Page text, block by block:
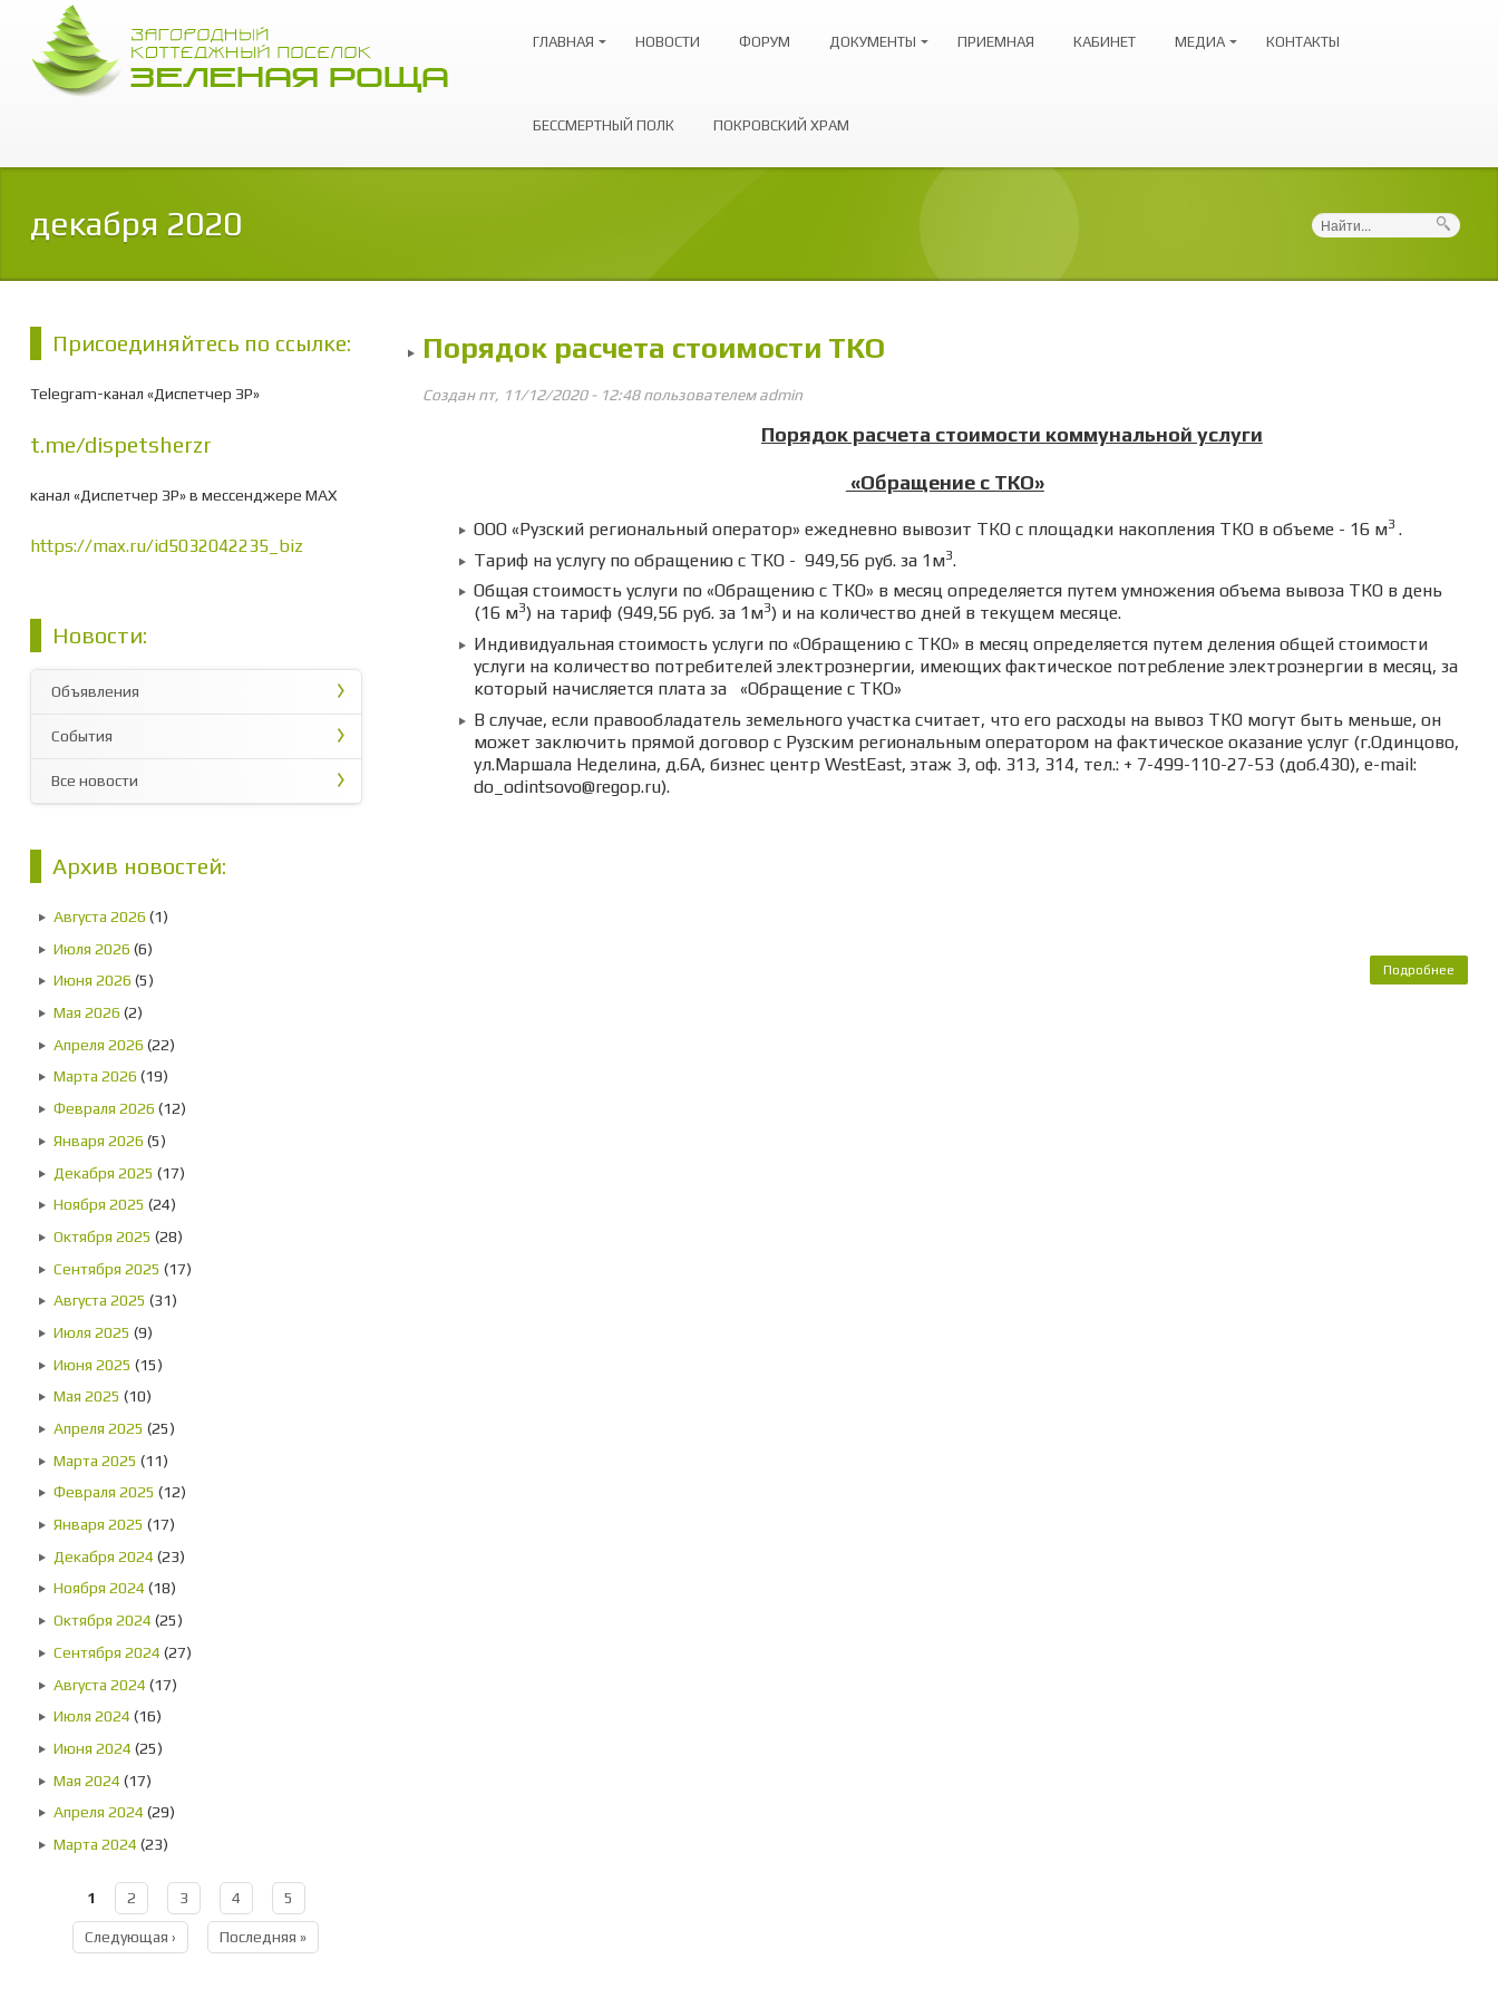
ГЛАВНАЯ НОВОСТИ ФОРУМ ДОКУМЕНТЫ ПРИЕМНАЯ КАБИНЕТ МЕДИА КОНТАКТЫ
БЕССМЕРТНЫЙ ПОЛК ПОКРОВСКИЙ ХРАМ
декабря 2020 Поиск
Присоединяйтесь по ссылке:
Telegram-канал «Диспетчер ЗР»
t.me/dispetsherzr
канал «Диспетчер ЗР» в мессенджере МАХ
https://max.ru/id5032042235_biz
Новости:
Объявления
События
Все новости
Архив новостей:
Августа 2026 (1)
Июля 2026 (6)
Июня 2026 (5)
Мая 2026 (2)
Апреля 2026 (22)
Марта 2026 (19)
Февраля 2026 (12)
Января 2026 (5)
Декабря 2025 (17)
Ноября 2025 (24)
Октября 2025 (28)
Сентября 2025 (17)
Августа 2025 (31)
Июля 2025 (9)
Июня 2025 (15)
Мая 2025 (10)
Апреля 2025 (25)
Марта 2025 (11)
Февраля 2025 (12)
Января 2025 (17)
Декабря 2024 (23)
Ноября 2024 (18)
Октября 2024 (25)
Сентября 2024 (27)
Августа 2024 (17)
Июля 2024 (16)
Июня 2024 (25)
Мая 2024 (17)
Апреля 2024 (29)
Марта 2024 (23)
Страницы
1 2 3 4 5
Следующая › Последняя »
Порядок расчета стоимости ТКО
Создан пт, 11/12/2020 - 12:48 пользователемadmin
Порядок расчета стоимости коммунальной услуги
«Обращение с ТКО»
ООО «Рузский региональный оператор» ежедневно вывозит ТКО с площадки накопления ТКО в объеме - 16 м3 .
Тариф на услугу по обращению с ТКО - 949,56 руб. за 1м3.
Общая стоимость услуги по «Обращению с ТКО» в месяц определяется путем умножения объема вывоза ТКО в день
(16 м3) на тариф (949,56 руб. за 1м3) и на количество дней в текущем месяце.
Индивидуальная стоимость услуги по «Обращению с ТКО» в месяц определяется путем деления общей стоимости
услуги на количество потребителей электроэнергии, имеющих фактическое потребление электроэнергии в месяц, за
который начисляется плата за «Обращение с ТКО»
В случае, если правообладатель земельного участка считает, что его расходы на вывоз ТКО могут быть меньше, он
может заключить прямой договор с Рузским региональным оператором на фактическое оказание услуг (г.Одинцово,
ул.Маршала Неделина, д.6А, бизнес центр WestEast, этаж 3, оф. 313, 314, тел.: + 7-499-110-27-53 (доб.430), e-mail:
do_odintsovo@regop.ru).
Подробнее